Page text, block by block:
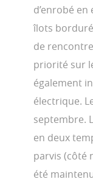
d’enrobé
îlots
de
priorité sur
également
électrique.
septembre.
en deux
parvis (côté
été